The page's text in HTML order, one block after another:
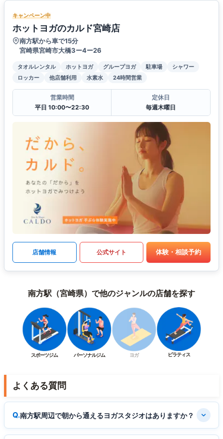
キャンペーン中
ホットヨガのカルド宮崎店
南方駅から車で15分
宮崎県宮崎市大橋3ー4ー26
タオルレンタル ホットヨガ グループヨガ 駐車場
シャワー
ロッカー
他店舗利用 水素水 24時間営業
営業時間
平日 10:00〜22:30
定休日
毎週木曜日
店舗情報 公式サイト 体験・相談予約
南方駅（宮崎県）で他のジャンルの店舗を探す
スポーツジム パーソナルジム ヨガ ピラティス
よくある質問
南方駅周辺で朝から通えるヨガスタジオはありますか？